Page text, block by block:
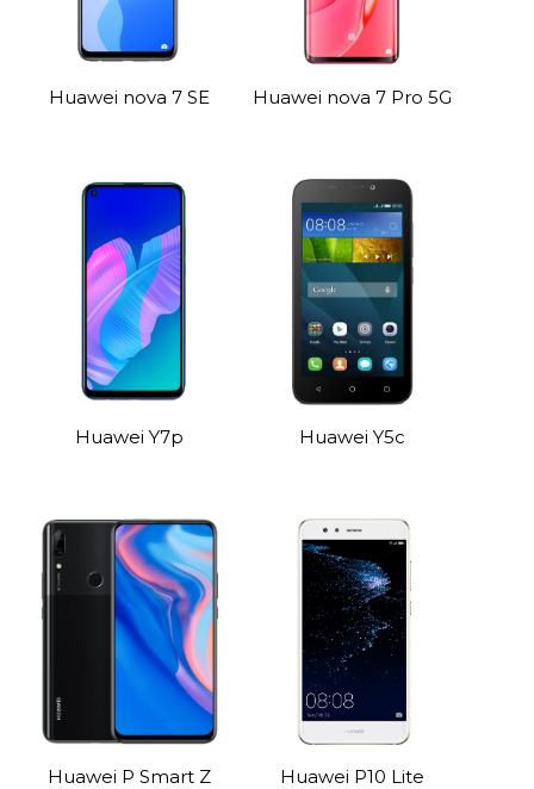
Huawei nova 7 SE Huawei nova 7 Pro 5G
Huawei Y7p Huawei Y5c
Huawei P Smart Z Huawei P10 Lite